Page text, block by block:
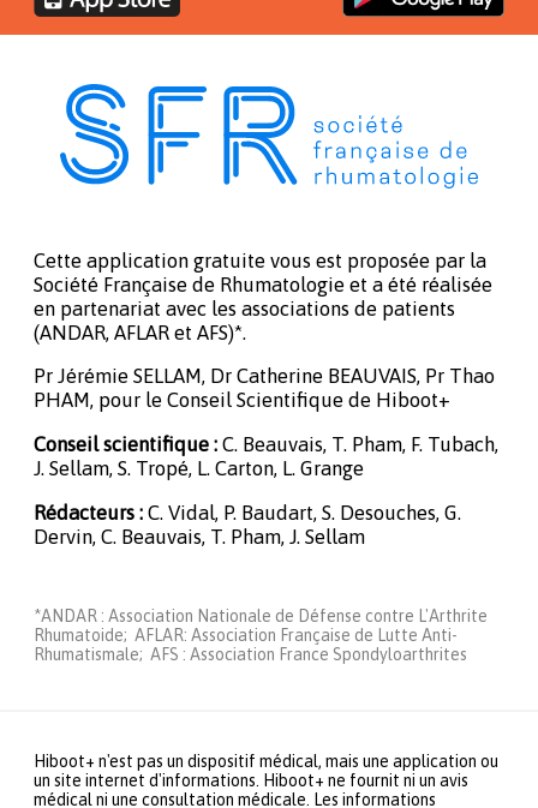
Cette application gratuite vous est proposée par la
Société Française de Rhumatologie et a été réalisée
en partenariat avec les associations de patients
(ANDAR, AFLAR et AFS)*.
Pr Jérémie SELLAM, Dr Catherine BEAUVAIS, Pr Thao
PHAM, pour le Conseil Scientifique de Hiboot+
Conseil scientifique : C. Beauvais, T. Pham, F. Tubach,
J. Sellam, S. Tropé, L. Carton, L. Grange
Rédacteurs : C. Vidal, P. Baudart, S. Desouches, G.
Dervin, C. Beauvais, T. Pham, J. Sellam
*ANDAR : Association Nationale de Défense contre L'Arthrite
Rhumatoide; AFLAR: Association Française de Lutte Anti-
Rhumatismale; AFS : Association France Spondyloarthrites
Hiboot+ n'est pas un dispositif médical, mais une application ou
un site internet d'informations. Hiboot+ ne fournit ni un avis
médical ni une consultation médicale. Les informations